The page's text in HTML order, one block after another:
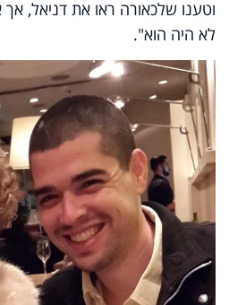
וטענו שלכאורה ראו את דניאל,
לא היה הוא".